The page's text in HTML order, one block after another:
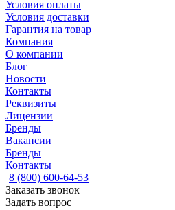
Условия оплаты
Условия доставки
Гарантия на товар
Компания
О компании
Блог
Новости
Контакты
Реквизиты
Лицензии
Бренды
Вакансии
Бренды
Контакты
8 (800) 600-64-53
Заказать звонок
Задать вопрос